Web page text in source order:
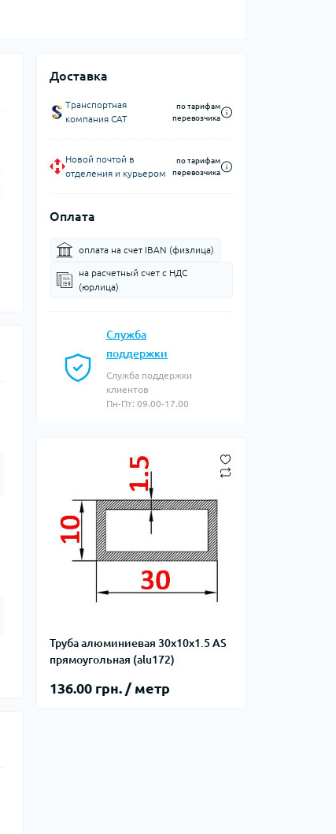
Доставка
Транспортная
компания CAT
по тарифам
перевозчика
Новой почтой в
отделения и курьером
по тарифам
перевозчика
Оплата
оплата на счет IBAN (физлица)
на расчетный счет c НДС
(юрлица)
Служба
поддержки
Служба поддержки
клиентов
Пн-Пт: 09.00-17.00
Труба алюминиевая 30х10х1.5 AS
прямоугольная (alu172)
136.00 грн. / метр